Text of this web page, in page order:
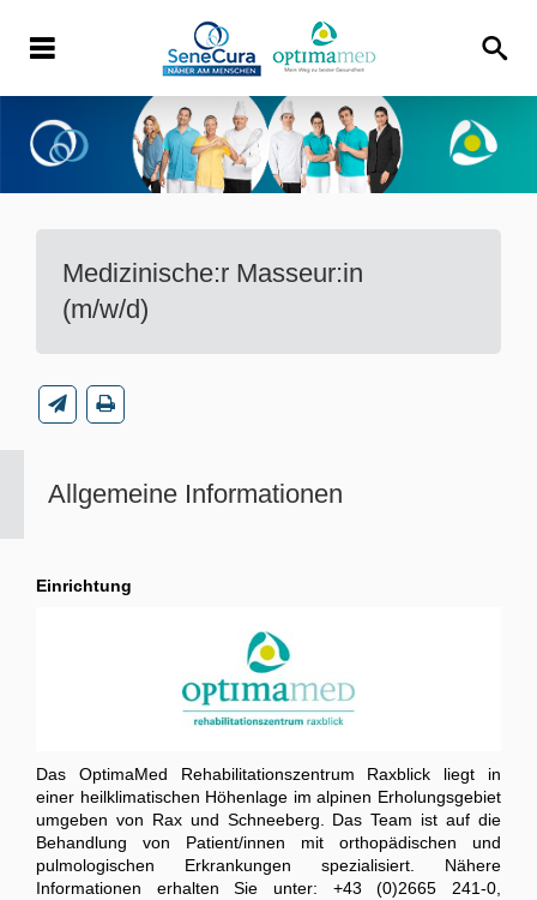
Medizinische:r Masseur:in
(m/w/d)
Allgemeine Informationen
Einrichtung
Das OptimaMed Rehabilitationszentrum Raxblick liegt in
einer heilklimatischen Höhenlage im alpinen Erholungsgebiet
umgeben von Rax und Schneeberg. Das Team ist auf die
Behandlung von Patient/innen mit orthopädischen und
pulmologischen Erkrankungen spezialisiert. Nähere
Informationen erhalten Sie unter: +43 (0)2665 241-0,